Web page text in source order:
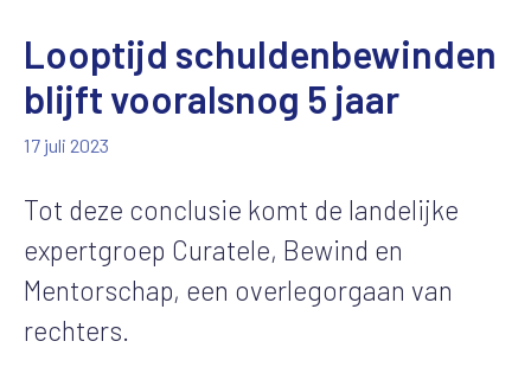
Looptijd schuldenbewinden
blijft vooralsnog 5 jaar
17 juli 2023
Tot deze conclusie komt de landelijke
expertgroep Curatele, Bewind en
Mentorschap, een overlegorgaan van
rechters.